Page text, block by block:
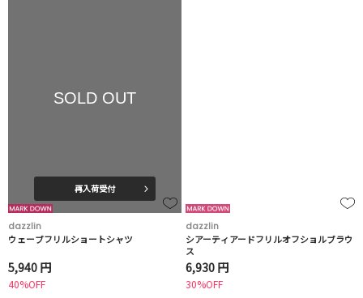
SOLD OUT
再入荷受付
dazzlin
ウェーブフリルショートシャツ
5,940 円
40%OFF
dazzlin
シアーティアードフリルオフショルブラウ
ス
6,930 円
30%OFF